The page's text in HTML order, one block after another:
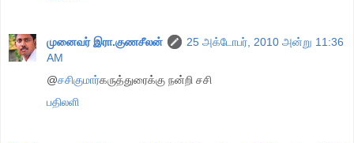
முனைவர் இரா.குணசீலன்
25 அக்டோபர், 2010 அன்று 11:36
AM
@சசிகுமார்கருத்துரைக்கு நன்றி சசி
பதிலளி